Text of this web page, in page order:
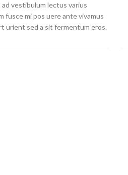
vestibulum lectus varius
fusce mi pos uere ante vivamus
urient sed a sit fermentum eros.